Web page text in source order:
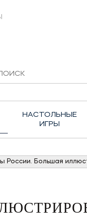
НАСТОЛЬНЫЕ
ИГРЫ
России. Большая